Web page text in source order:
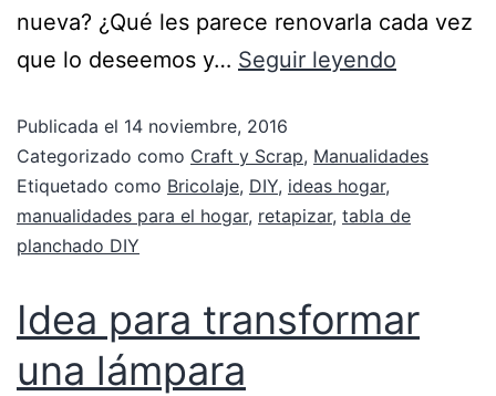
nueva? ¿Qué les parece renovarla cada vez
que lo deseemos y… Seguir leyendo
Publicada el 14 noviembre, 2016
Categorizado como Craft y Scrap, Manualidades
Etiquetado como Bricolaje, DIY, ideas hogar,
manualidades para el hogar, retapizar, tabla de
planchado DIY
Idea para transformar
una lámpara